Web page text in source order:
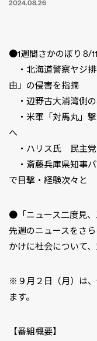
2024.08.26
●1週間さかのぼり 8/
・北海道警察ヤジ
由」の侵害を指摘
・辺野古大浦湾側
・米軍「対馬丸」
へ
・ハリス氏 民主党
・斎藤兵庫県知事
で目撃・経験次々と
●「ニュース二度見、
先週のニュースをさ
かけに社会について
※９月２日（月）は
ます。
【番組概要】